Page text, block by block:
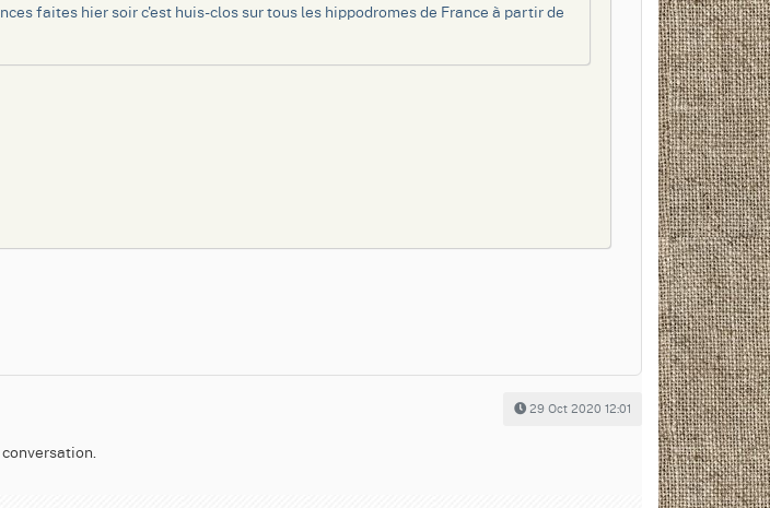
faites hier soir c'est huis-clos sur tous les hippodromes de France à partir de
29 Oct 2020 12:01